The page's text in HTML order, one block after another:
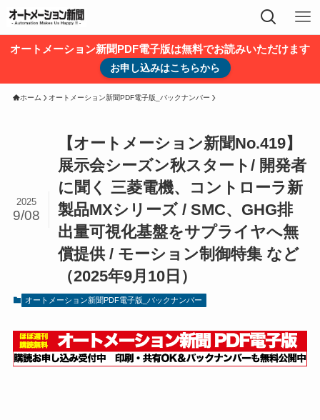
オートメーション新聞PDF電子版は無料でお読みいただけます
お申し込みはこちらから
ホーム オートメーション新聞PDF電子版_バックナンバー
【オートメーション新聞No.419】
展示会シーズン秋スタート/ 開発者
に聞く 三菱電機、コントローラ新
製品MXシリーズ / SMC、GHG排
出量可視化基盤をサプライヤへ無
償提供 / モーション制御特集 など
（2025年9月10日）
2025
9/08
オートメーション新聞PDF電子版_バックナンバー